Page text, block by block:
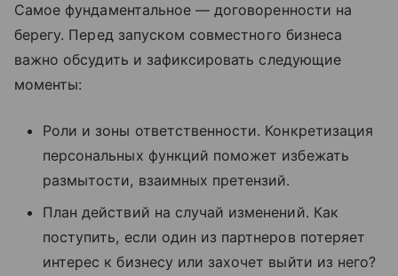
Самое фундаментальное — договоренности на
берегу. Перед запуском совместного бизнеса
важно обсудить и зафиксировать следующие
моменты:
Роли и зоны ответственности. Конкретизация
персональных функций поможет избежать
размытости, взаимных претензий.
План действий на случай изменений. Как
поступить, если один из партнеров потеряет
интерес к бизнесу или захочет выйти из него?